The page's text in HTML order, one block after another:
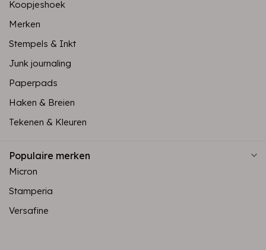
Koopjeshoek
Merken
Stempels & Inkt
Junk journaling
Paperpads
Haken & Breien
Tekenen & Kleuren
Populaire merken
Micron
Stamperia
Versafine